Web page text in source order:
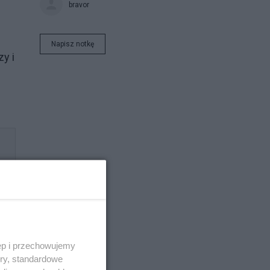
i
bravor
Napisz notkę
i przechowujemy
standardowe